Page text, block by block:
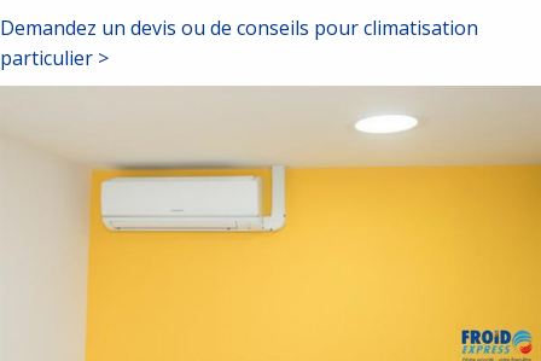
Demandez un devis ou de conseils pour climatisation
particulier >